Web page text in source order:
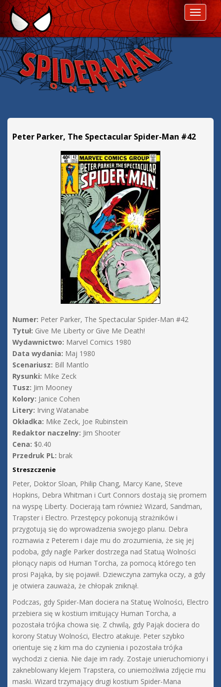
P
e
s
k
o
Peter Parker, The Spectacular Spider-Man #42
Numer: Peter Parker, The Spectacular Spider-Man #42
Tytuł: Give Me Liberty or Give Me Death!
Wydawnictwo: Marvel Comics 1980
Data wydania: Maj 1980
Scenariusz: Bill Mantlo
Rysunki: Mike Zeck
Tusz: Jim Mooney
Kolory: Janice Cohen
Litery: Irving Watanabe
Okładka: Mike Zeck, Joe Rubinstein
Redaktor naczelny: Jim Shooter
Cena: $0.40
Przedruk PL: brak
Streszczenie
Peter, Doktor Sloan, Philip Chang, Marcy Kane, Steve
Hopkins, Debra Whitman i Curt Connors dostają się promem
na wyspę Liberty. Docierają tam również Wizard, Sandman,
Trapster i Electro. Przestępcy pokonują strażników i
przygotują się do wprowadzenia swojego planu. Debra
rozmawia z Peterem i daje mu do zrozumienia, że się jej
podoba, gdy nagle Parker dostrzega nad Statuą Wolności
płonący napis od Human Torcha, za pomocą którego ten
prosi Pająka, by się pojawił. Dziewczyna zamyka oczy, a gdy
je otwiera zauważa, że chłopak zniknął.
Podczas, gdy Spider-Man dociera na Statuę Wolności, Electro
przebiera się w kostium imitujący Human Torcha, a
pozostała trójka chowa się. Z chwilą, gdy Pająk dociera do
korony Statuy Wolności, Electro atakuje. Peter szybko
orientuje się z kim ma do czynienia i pozostała trójka
wychodzi z cienia. Nie daje im rady. Zostaje unieruchomiony i
zakneblowany klejem Trapstera, co uniemożliwia zdjęcie mu
maski. Wizard trzymający drugi kostium Spider-Mana